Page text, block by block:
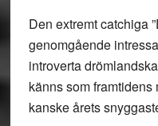
Den extremt catchiga
genomgående
introverta
känns som
kanske årets